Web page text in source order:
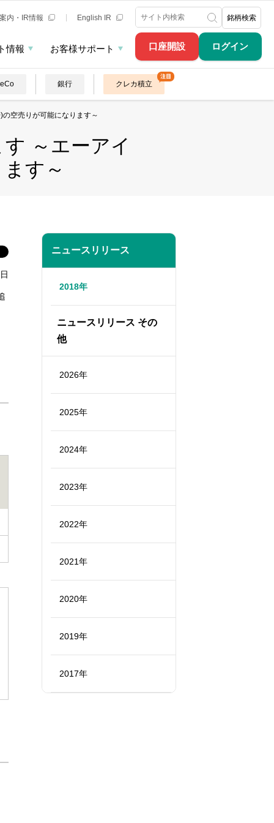
口座開設 ログイン
内・IR情報 English IR 銘柄検索
情報 お客様サポート
銀行 クレカ積立
空売りが可能になります～
～エーアイ
す～
ニュースリリース
2018年
ニュースリリース その
他
2026年
2025年
2024年
2023年
2022年
2021年
2020年
2019年
2017年